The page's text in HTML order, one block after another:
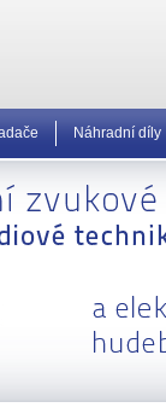
Náhradní díly